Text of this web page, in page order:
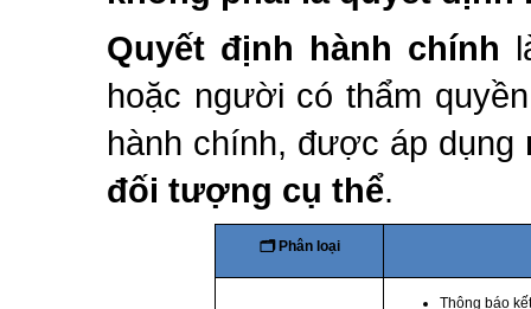
Quyết định hành chính
hoặc người có thẩm
hành chính, được áp dụng
đối tượng cụ thể.
🗂Phân loại
Thông báo